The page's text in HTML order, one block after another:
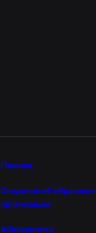
Главная
Сведения об
организации
Абитуриенту